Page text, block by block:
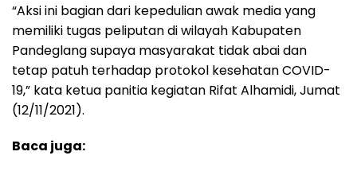
“Aksi ini bagian dari kepedulian awak media yang
memiliki tugas peliputan di wilayah Kabupaten
Pandeglang supaya masyarakat tidak abai dan
tetap patuh terhadap protokol kesehatan COVID-
19,” kata ketua panitia kegiatan Rifat Alhamidi, Jumat
(12/11/2021).
Baca juga: